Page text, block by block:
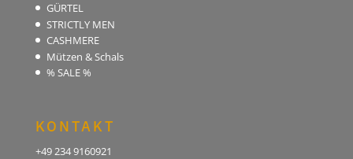
GÜRTEL
STRICTLY MEN
CASHMERE
Mützen & Schals
% SALE %
KONTAKT
+49 234 9160921